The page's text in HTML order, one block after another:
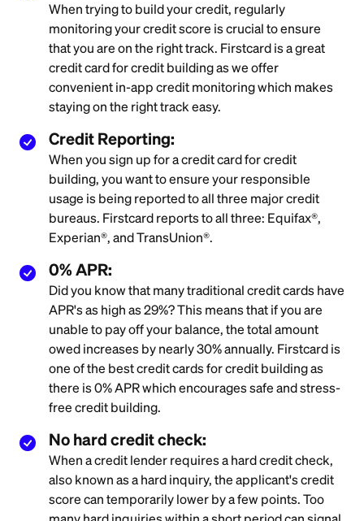
When trying to build your credit, regularly
monitoring your credit score is crucial to ensure
that you are on the right track. Firstcard is a great
credit card for credit building as we offer
convenient in-app credit monitoring which makes
staying on the right track easy.
Credit Reporting:
When you sign up for a credit card for credit
building, you want to ensure your responsible
usage is being reported to all three major credit
bureaus. Firstcard reports to all three: Equifax®,
Experian®, and TransUnion®.
0% APR:
Did you know that many traditional credit cards have
APR's as high as 29%? This means that if you are
unable to pay off your balance, the total amount
owed increases by nearly 30% annually. Firstcard is
one of the best credit cards for credit building as
there is 0% APR which encourages safe and stress-
free credit building.
No hard credit check:
When a credit lender requires a hard credit check,
also known as a hard inquiry, the applicant's credit
score can temporarily lower by a few points. Too